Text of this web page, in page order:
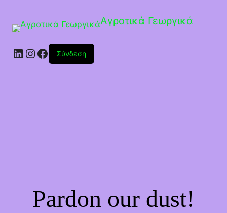
Αγροτικά Γεωργικά
Linkedin
Instagram
Facebook
Σύνδεση
Pardon our dust!